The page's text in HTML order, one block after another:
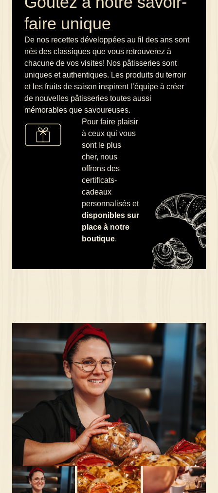
faire unique
De nos recettes développées au fil des ans sont
nés des classiques que vous retrouverez à
chacune de vos visites! Nos pâtisseries sont
uniques et authentiques. Les produits du terroir
et les fruits de saison inspirent l’équipe à créer
de nouvelles pâtisseries toutes aussi
mémorables que savoureuses.
Pour faire plaisir
à ceux qui vous
sont le plus
cher, nous
offrons des
certificats-
cadeaux
personnalisés et
disponibles sur
place à notre
boutique.